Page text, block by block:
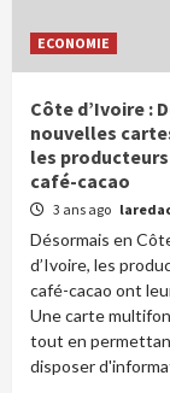
ECONOMIE
Côte d’Ivoire :
nouvelles
les
café-cacao
3 ans ago
Désormais en
d’Ivoire, les
café-cacao ont
Une carte
tout en
disposer